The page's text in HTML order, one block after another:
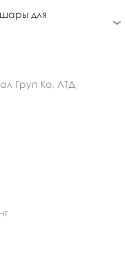
для
Груп Ко, ЛТД